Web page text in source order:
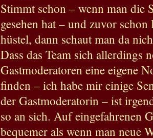
Stimmt schon – wenn man die
gesehen hat – und zuvor
hüstel, dann schaut man da
Dass das Team sich allerdings
Gastmoderatoren eine eigene
finden – ich habe mir einige
der Gastmoderatorin – ist
so an sich. Auf eingefahrenen
bequemer als wenn man neue